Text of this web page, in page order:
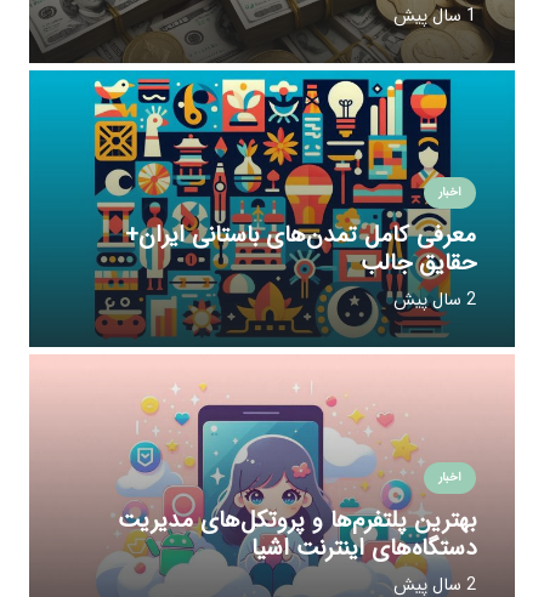
1 سال پیش
اخبار
معرفی کامل تمدن‌های باستانی ایران+
حقایق جالب
2 سال پیش
اخبار
بهترین پلتفرم‌ها و پروتکل‌های مدیریت
دستگاه‌های اینترنت اشیا
2 سال پیش